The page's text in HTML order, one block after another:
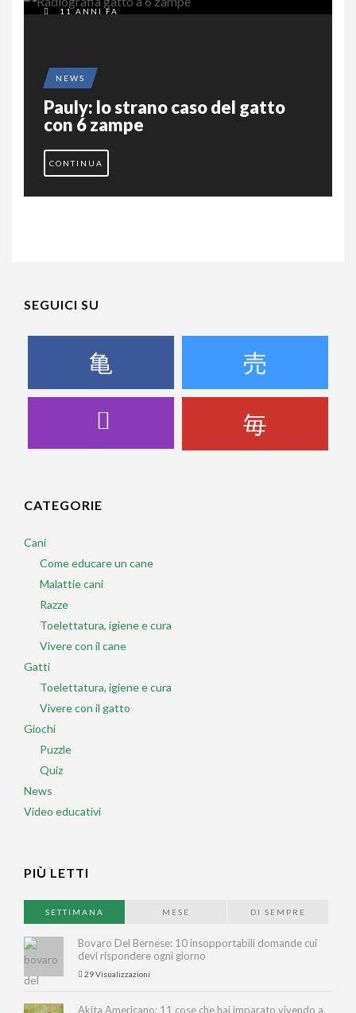
11 ANNI FA
NEWS
Pauly: lo strano caso del gatto
con 6 zampe
CONTINUA
SEGUICI SU
CATEGORIE
Cani
Come educare un cane
Malattie cani
Razze
Toelettatura, igiene e cura
Vivere con il cane
Gatti
Toelettatura, igiene e cura
Vivere con il gatto
Giochi
Puzzle
Quiz
News
Video educativi
PIÙ LETTI
SETTIMANA MESE DI SEMPRE
Bovaro Del Bernese: 10 insopportabili domande cui
devi rispondere ogni giorno
29 Visualizzazioni
Akita Americano: 11 cose che hai imparato vivendo a